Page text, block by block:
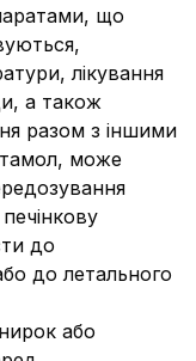
що
лікування
а також
разом з іншими
може
до
до летального
або